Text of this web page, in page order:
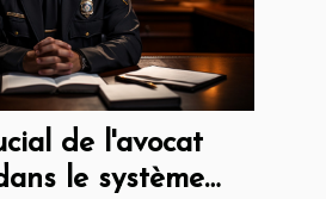
de l'avocat
le système